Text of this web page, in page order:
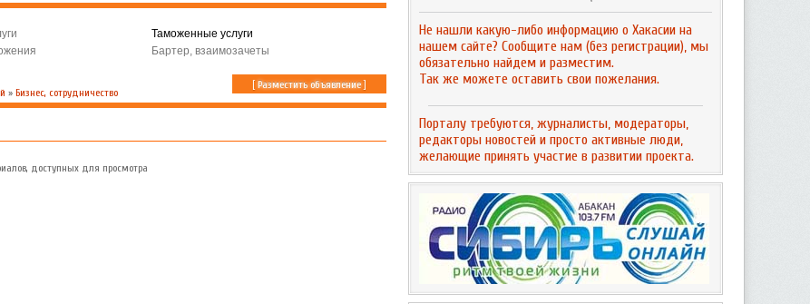
Таможенные услуги
Бартер, взаимозачеты
» Бизнес, сотрудничество
[Разместить объявление]
доступных для просмотра
Не нашли какую-либо информацию о Хакасии на
нашем сайте? Сообщите нам (без регистрации), мы
обязательно найдем и разместим.
Так же можете оставить свои пожелания.
Порталу требуются, журналисты, модераторы,
редакторы новостей и просто активные люди,
желающие принять участие в развитии проекта.